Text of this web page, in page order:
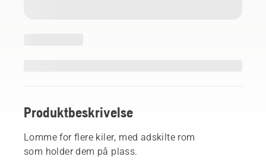
Produktbeskrivelse
Lomme for flere kiler, med adskilte rom
som holder dem på plass.